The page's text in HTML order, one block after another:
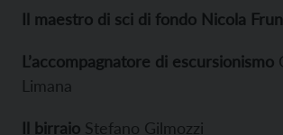
Il maestro di sci di fondo Nicola
L’accompagnatore di escursionismo
Limana
Il birraio Stefano Gilmozzi